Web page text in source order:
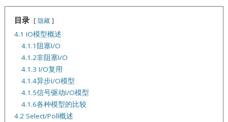
目录 隐藏
4.1 IO模型概述
4.1.1阻塞I/O
4.1.2非阻塞I/O
4.1.3 I/O复用
4.1.4异步I/O模型
4.1.5信号驱动I/O模型
4.1.6各种模型的比较
4.2 Select/Poll概述